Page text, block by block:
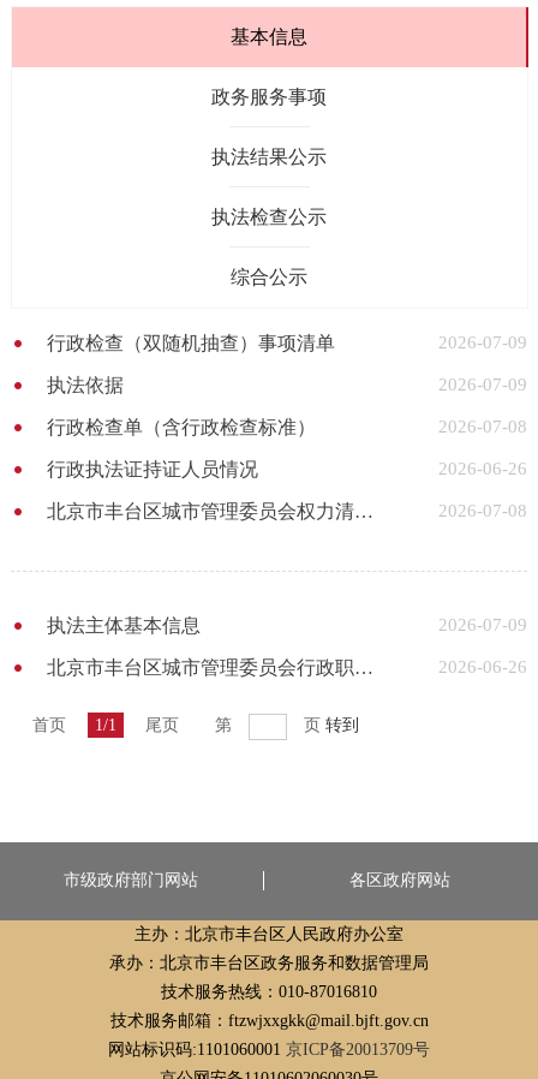
基本信息
政务服务事项
执法结果公示
执法检查公示
综合公示
行政检查（双随机抽查）事项清单 2026-07-09
执法依据 2026-07-09
行政检查单（含行政检查标准） 2026-07-08
行政执法证持证人员情况 2026-06-26
北京市丰台区城市管理委员会权力清单（2026版） 2026-07-08
执法主体基本信息 2026-07-09
北京市丰台区城市管理委员会行政职权运行责任清单 2026-06-26
首页 1/1 尾页 第 页 转到
市级政府部门网站 各区政府网站
主办：北京市丰台区人民政府办公室
承办：北京市丰台区政务服务和数据管理局
技术服务热线：010-87016810
技术服务邮箱：ftzwjxxgkk@mail.bjft.gov.cn
网站标识码:1101060001 京ICP备20013709号